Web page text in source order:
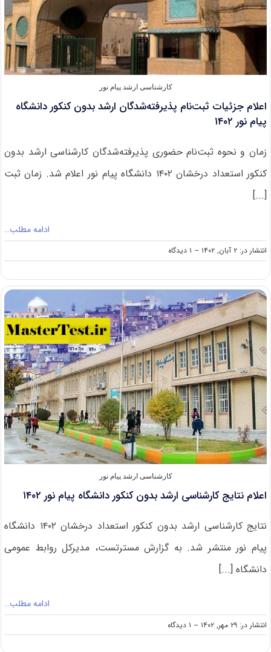
کارشناسی ارشد پیام نور
اعلام جزئیات ثبت‌نام پذیرفته‌شدگان ارشد بدون کنکور دانشگاه
پیام نور ۱۴۰۲
زمان و نحوه ثبت‌نام حضوری پذیرفته‌شدگان کارشناسی ارشد بدون
کنکور استعداد درخشان ۱۴۰۲ دانشگاه پیام نور اعلام شد. زمان ثبت‌
[...]
ادامه مطلب…
انتشار در: ۲ آبان, ۱۴۰۲ -- ۱ دیدگاه
on
اعلام
ثبت‌نام
پذیرفته‌شدگان
ارشد
بدون
کنکور
دانشگاه
پیام
نور
۱۴۰۲
کارشناسی ارشد پیام نور
اعلام نتایج کارشناسی ارشد بدون کنکور دانشگاه پیام نور ۱۴۰۲
نتایج کارشناسی ارشد بدون کنکور استعداد درخشان ۱۴۰۲ دانشگاه
پیام نور منتشر شد. به گزارش مسترتست، مدیرکل روابط عمومی
دانشگاه [...]
ادامه مطلب…
انتشار در: ۲۹ مهر, ۱۴۰۲ -- ۱ دیدگاه
on
اعلام